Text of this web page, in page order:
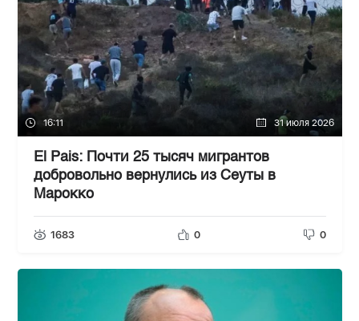
16:11 31 июля 2026
El Pais: Почти 25 тысяч мигрантов
добровольно вернулись из Сеуты в
Марокко
1683 0 0